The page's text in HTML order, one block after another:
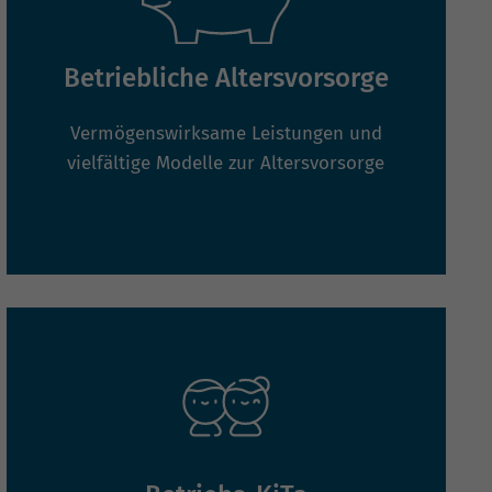
Betriebliche Altersvorsorge
Vermögenswirksame Leistungen und
vielfältige Modelle zur Altersvorsorge